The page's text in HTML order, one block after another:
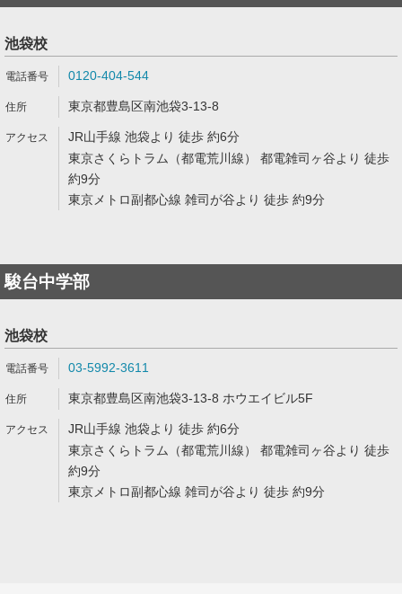
池袋校
0120-404-544
東京都豊島区南池袋3-13-8
JR山手線 池袋より 徒歩 約6分
東京さくらトラム（都電荒川線） 都電雑司ヶ谷より 徒歩
約9分
東京メトロ副都心線 雑司が谷より 徒歩 約9分
駿台中学部
池袋校
03-5992-3611
東京都豊島区南池袋3-13-8 ホウエイビル5F
JR山手線 池袋より 徒歩 約6分
東京さくらトラム（都電荒川線） 都電雑司ヶ谷より 徒歩
約9分
東京メトロ副都心線 雑司が谷より 徒歩 約9分